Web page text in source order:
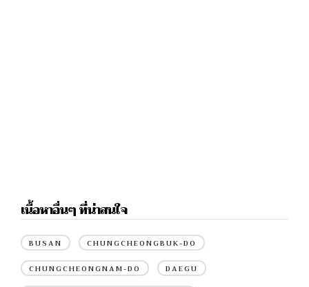
เนื้อหาอื่นๆ ที่น่าสนใจ
BUSAN CHUNGCHEONGBUK-DO
CHUNGCHEONGNAM-DO DAEGU